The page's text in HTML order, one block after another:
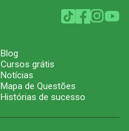
Blog
Cursos grátis
Notícias
Mapa de Questões
Histórias de sucesso